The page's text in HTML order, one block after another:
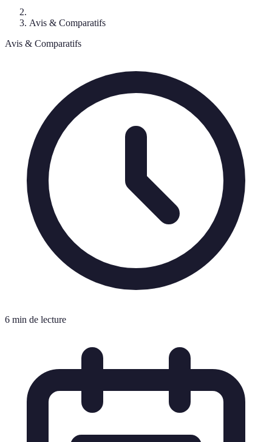
Avis & Comparatifs
Avis & Comparatifs
6 min de lecture